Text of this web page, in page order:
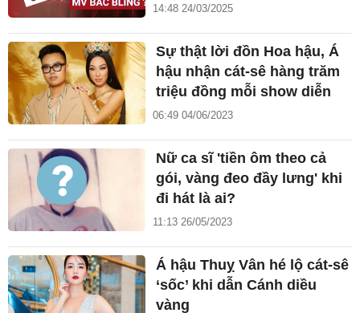
14:48 24/03/2025
Sự thật lời đồn Hoa hậu, Á
hậu nhận cát-sê hàng trăm
triệu đồng mỗi show diễn
06:49 04/06/2023
Nữ ca sĩ 'tiền ôm theo cả
gói, vàng đeo đầy lưng' khi
đi hát là ai?
11:13 26/05/2023
Á hậu Thuỵ Vân hé lộ cát-sê
‘sốc’ khi dẫn Cánh diều
vàng